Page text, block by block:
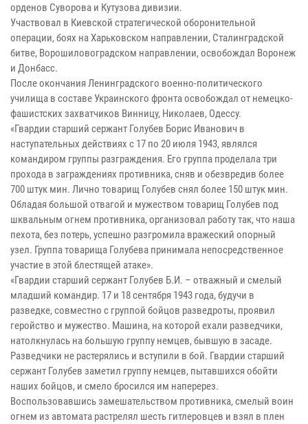
орденов Суворова и Кутузова дивизии.
Участвовал в Киевской стратегической оборонительной
операции, боях на Харьковском направлении, Сталинградской
битве, Ворошиловоградском направлении, освобождал Воронеж
и Донбасс.
После окончания Ленинградского военно-политического
училища в составе Украинского фронта освобождал от немецко-
фашистских захватчиков Винницу, Николаев, Одессу.
«Гвардии старший сержант Голубев Борис Иванович в
наступательных действиях с 17 по 20 июля 1943, являлся
командиром группы разграждения. Его группа проделала три
прохода в заграждениях противника, сняв и обезвредив более
700 штук мин. Лично товарищ Голубев снял более 150 штук мин.
Обладая большой отвагой и мужеством товарищ Голубев под
шквальным огнем противника, организовал работу так, что наша
пехота, без потерь, успешно разгромила вражеский опорный
узел. Группа товарища Голубева принимала непосредственное
участие в этой блестящей атаке».
«Гвардии старший сержант Голубев Б.И. – отважный и смелый
младший командир. 17 и 18 сентября 1943 года, будучи в
разведке, совместно с группой бойцов разведроты, проявил
геройство и мужество. Машина, на которой ехали разведчики,
натолкнулась на большую группу немцев, бывшую в засаде.
Разведчики не растерялись и вступили в бой. Гвардии старший
сержант Голубев заметил группу немцев, пытавшихся обойти
наших бойцов, и смело бросился им наперерез.
Воспользовавшись замешательством противника, смелый воин
огнем из автомата растрелял шесть гитлеровцев и взял в плен